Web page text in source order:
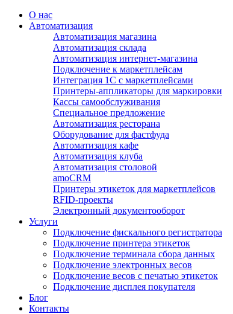
О нас
Автоматизация
Автоматизация магазина
Автоматизация склада
Автоматизация интернет-магазина
Подключение к маркетплейсам
Интеграция 1С с маркетплейсами
Принтеры-аппликаторы для маркировки
Кассы самообслуживания
Специальное предложение
Автоматизация ресторана
Оборудование для фастфуда
Автоматизация кафе
Автоматизация клуба
Автоматизация столовой
amoCRM
Принтеры этикеток для маркетплейсов
RFID-проекты
Электронный документооборот
Услуги
Подключение фискального регистратора
Подключение принтера этикеток
Подключение терминала сбора данных
Подключение электронных весов
Подключение весов с печатью этикеток
Подключение дисплея покупателя
Блог
Контакты